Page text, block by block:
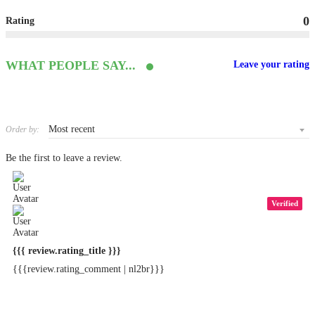
Rating 0
WHAT PEOPLE SAY... Leave your rating
Order by:
Be the first to leave a review.
Verified
{{{ review.rating_title }}}
{{{review.rating_comment | nl2br}}}